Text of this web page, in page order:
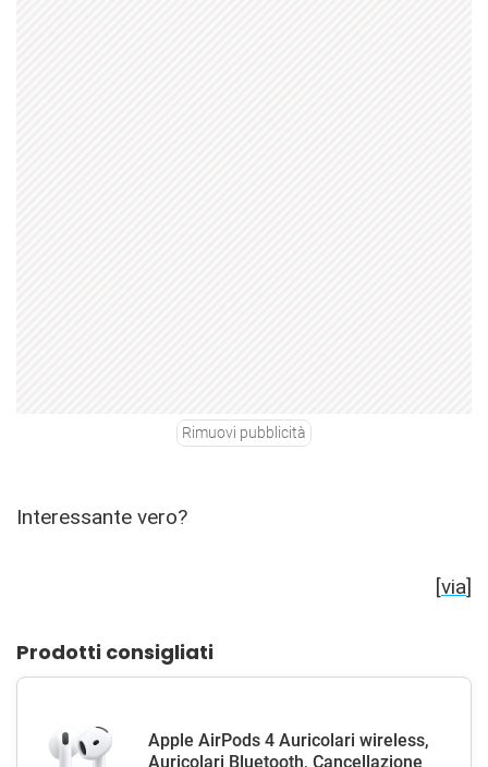
Rimuovi pubblicità
Interessante vero?
[via]
Prodotti consigliati
Apple AirPods 4 Auricolari wireless,
Auricolari Bluetooth, Cancellazione